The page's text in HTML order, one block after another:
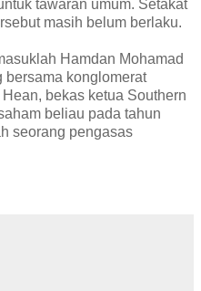
tawaran umum. Setakat
masih belum berlaku.
Hamdan Mohamad
bersama konglomerat
bekas ketua Southern
beliau pada tahun
seorang pengasas